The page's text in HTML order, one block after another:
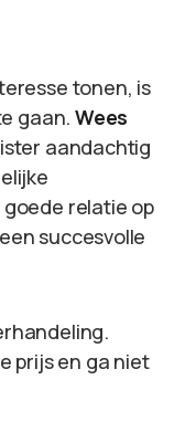
tonen, is
gaan. Wees
aandachtig
relatie op
succesvolle
prijs en ga niet